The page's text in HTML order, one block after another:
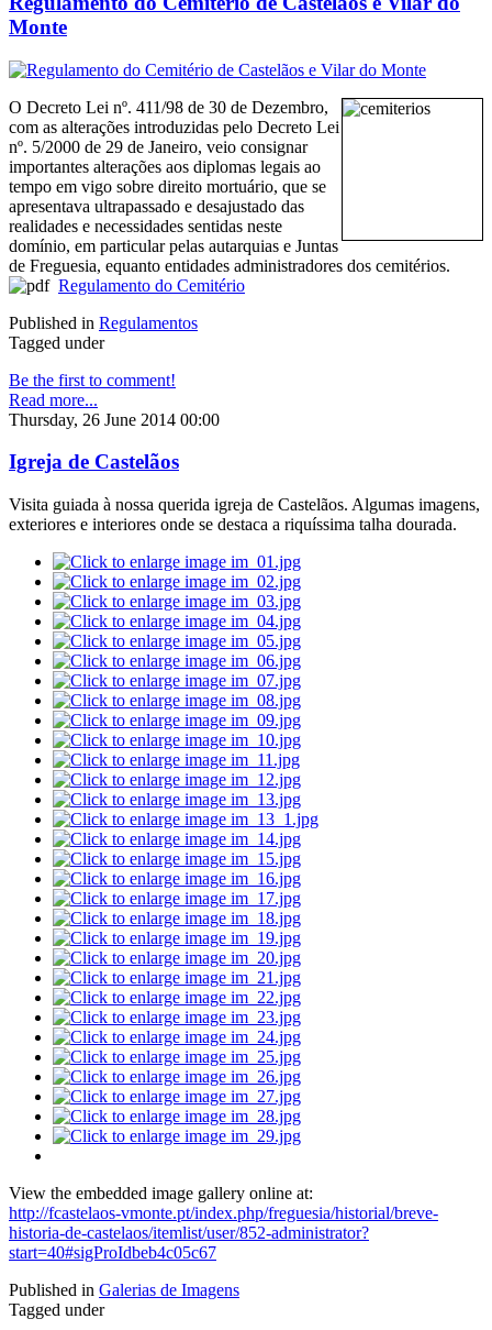
Monte
O Decreto Lei nº. 411/98 de 30 de Dezembro,
com as alterações introduzidas pelo Decreto Lei
nº. 5/2000 de 29 de Janeiro, veio consignar
importantes alterações aos diplomas legais ao
tempo em vigo sobre direito mortuário, que se
apresentava ultrapassado e desajustado das
realidades e necessidades sentidas neste
domínio, em particular pelas autarquias e Juntas
de Freguesia, equanto entidades administradores dos cemitérios.
Regulamento do Cemitério
Published in Regulamentos
Tagged under
Be the first to comment!
Read more...
Thursday, 26 June 2014 00:00
Igreja de Castelãos
Visita guiada à nossa querida igreja de Castelãos. Algumas imagens,
exteriores e interiores onde se destaca a riquíssima talha dourada.
View the embedded image gallery online at:
http://fcastelaos-vmonte.pt/index.php/freguesia/historial/breve-
historia-de-castelaos/itemlist/user/852-administrator?
start=40#sigProIdbeb4c05c67
Published in Galerias de Imagens
Tagged under